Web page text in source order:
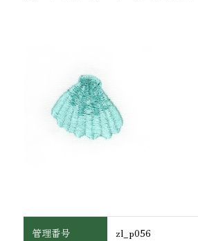
製品刺繍
管理番号 zl_p056